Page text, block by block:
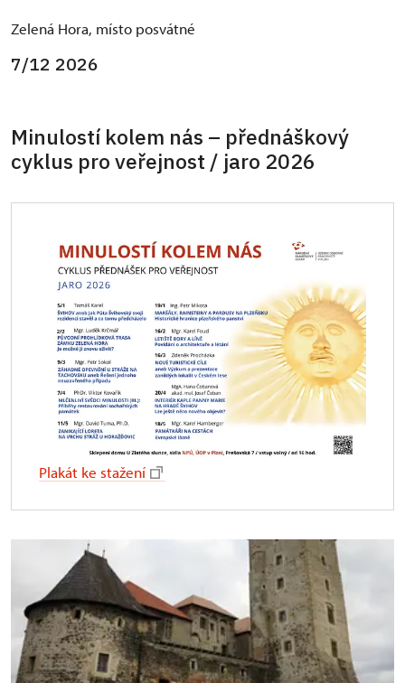
Zelená Hora, místo posvátné
7/12 2026
Minulostí kolem nás – přednáškový
cyklus pro veřejnost / jaro 2026
Plakát ke stažení